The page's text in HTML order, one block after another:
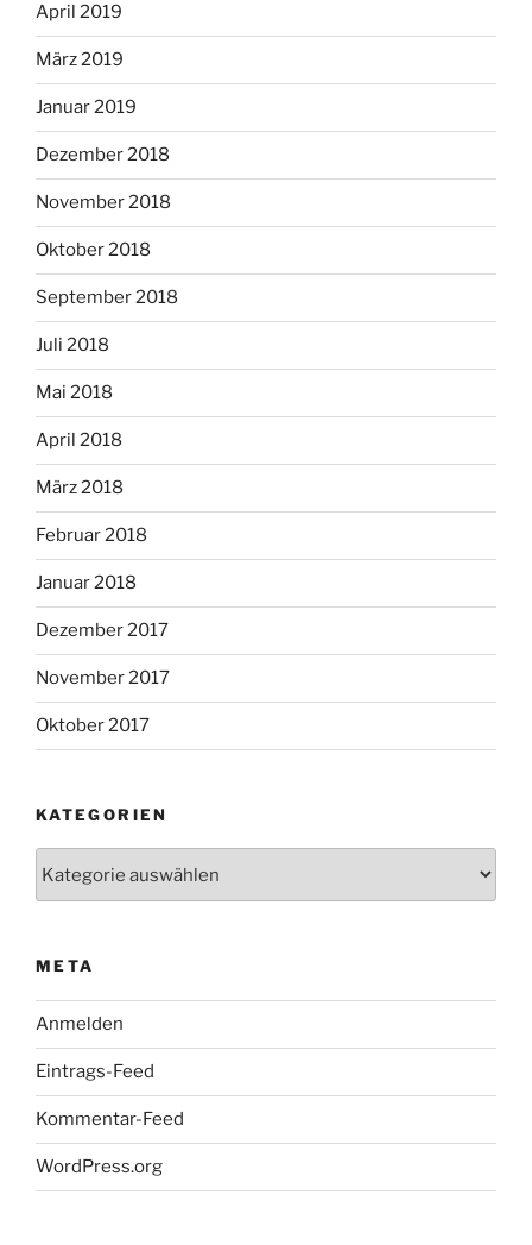
April 2019
März 2019
Januar 2019
Dezember 2018
November 2018
Oktober 2018
September 2018
Juli 2018
Mai 2018
April 2018
März 2018
Februar 2018
Januar 2018
Dezember 2017
November 2017
Oktober 2017
KATEGORIEN
META
Anmelden
Eintrags-Feed
Kommentar-Feed
WordPress.org